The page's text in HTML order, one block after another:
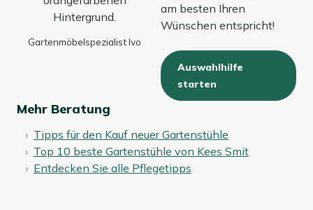
Gartenmöbelspezialist Ivo
am besten Ihren
Wünschen entspricht!
Auswahlhilfe
starten
Mehr Beratung
Tipps für den Kauf neuer Gartenstühle
Top 10 beste Gartenstühle von Kees Smit
Entdecken Sie alle Pflegetipps